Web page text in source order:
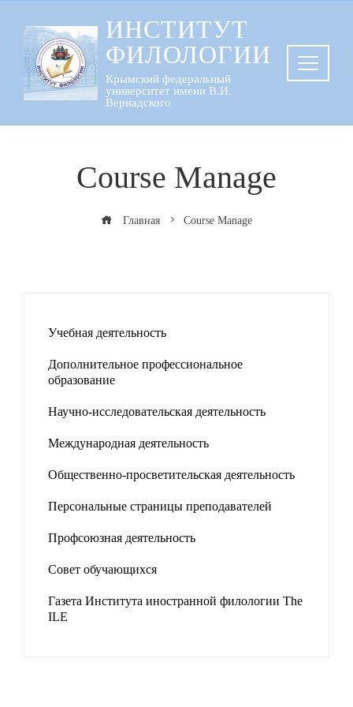
содержанию
ИНСТИТУТ
ФИЛОЛОГИИ
Крымский федеральный
университет имени В.И.
Вернадского
Course Manage
Главная Course Manage
Учебная деятельность
Дополнительное профессиональное
образование
Научно-исследовательская деятельность
Международная деятельность
Общественно-просветительская деятельность
Персональные страницы преподавателей
Профсоюзная деятельность
Совет обучающихся
Газета Института иностранной филологии The
ILE